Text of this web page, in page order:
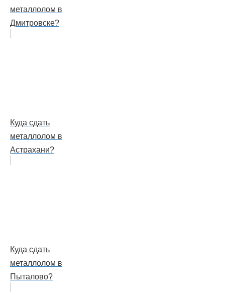
металлолом в
Дмитровске?
Куда сдать
металлолом в
Астрахани?
Куда сдать
металлолом в
Пыталово?